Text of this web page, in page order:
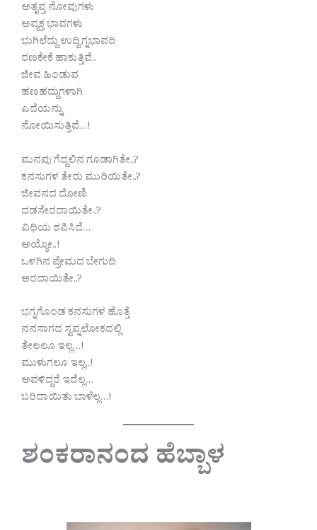
ಅತೃಪ್ತ ನೋವುಗಳು
ಅವ್ಯಕ್ತ ಭಾವಗಳು
ಭುಗಿಲೆದ್ದು ಉದ್ವಿಗ್ನಭಾವದಿ
ರಣಕೇಕೆ ಹಾಕುತ್ತಿವೆ..
ಜೀವ ಹಿಂಡುವ
ಹಣಹದ್ದುಗಳಾಗಿ
ಎದೆಯನ್ನು
ನೋಯಿಸುತ್ತಿವೆ…!
ಮನವು ಗೆದ್ದಲಿನ ಗೂಡಾಗಿತೇ..?
ಕನಸುಗಳ ತೇರು ಮುರಿಯಿತೇ..?
ಜೀವನದ ದೋಣಿ
ದಡಸೇರದಾಯಿತೇ..?
ವಿಧಿಯ ಶಪಿಸಿದೆ…
ಅಯ್ಯೋ..!
ಒಳಗಿನ ಪ್ರೇಮದ ಬೇಗುದಿ
ಆರದಾಯಿತೇ..?
ಭಗ್ನಗೊಂಡ ಕನಸುಗಳ ಹೊತ್ತೆ
ನನಸಾಗದ ಸ್ವಪ್ನಲೋಕದಲ್ಲಿ
ತೇಲಲೂ ಇಲ್ಲ…!
ಮುಳುಗಲೂ ಇಲ್ಲ..!
ಅವಳಿದ್ದರೆ ಇದೆಲ್ಲ…
ಬರಿದಾಯಿತು ಬಾಳೆಲ್ಲ…!
ಶಂಕರಾನಂದ ಹೆಬ್ಬಾಳ